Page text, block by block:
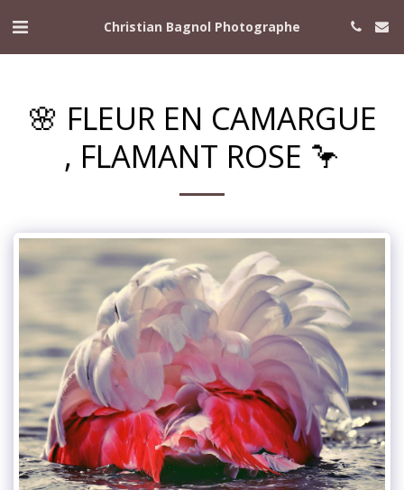
Christian Bagnol Photographe
🌸 FLEUR EN CAMARGUE
, FLAMANT ROSE 🦩